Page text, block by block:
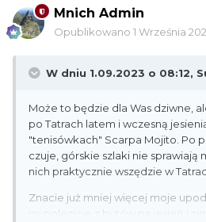
Mnich Admin
Opublikowano 1 Września
W dniu 1.09.2023 o 08:12,
Może to będzie dla Was dziwne,
po Tatrach latem i wczesną
"tenisówkach" Scarpa Mojito. Po
czuje, górskie szlaki nie sprawiają
nich praktycznie wszędzie w
Znacie już mniej więcej moje
mi polecicie z butów na jesień i